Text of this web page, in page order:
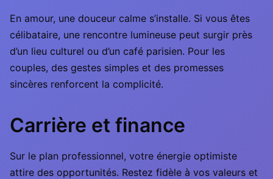
En amour, une douceur calme s’installe. Si vous êtes
célibataire, une rencontre lumineuse peut surgir près
d’un lieu culturel ou d’un café parisien. Pour les
couples, des gestes simples et des promesses
sincères renforcent la complicité.
Carrière et finance
Sur le plan professionnel, votre énergie optimiste
attire des opportunités. Restez fidèle à vos valeurs et